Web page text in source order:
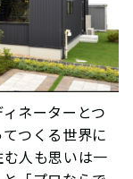
ネーターとつ
つくる世界に
人も思いは一